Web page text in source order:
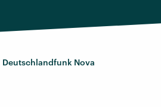
Deutschlandfunk Nova